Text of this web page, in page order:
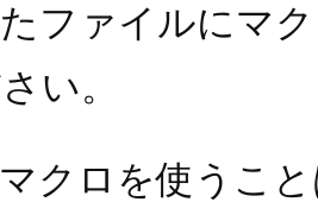
ファイルにマ
い。
クロを使うこ